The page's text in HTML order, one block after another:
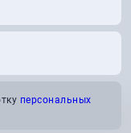
персональных